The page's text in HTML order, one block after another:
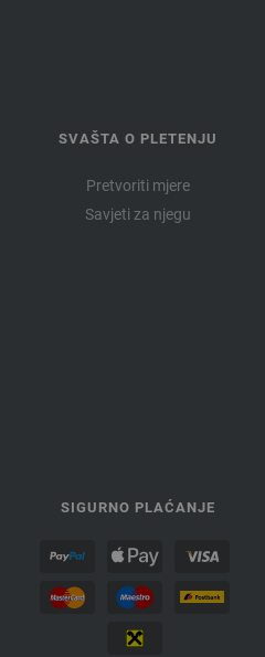
SVAŠTA O PLETENJU
Pretvoriti mjere
Savjeti za njegu
SIGURNO PLAĆANJE